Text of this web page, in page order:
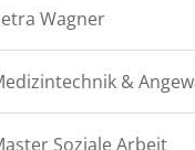
Wagner
&
Soziale Arbeit